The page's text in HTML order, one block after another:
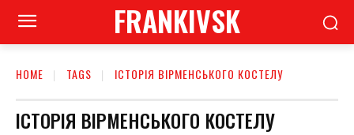
FRANKIVSK
HOME TAGS ІСТОРІЯ ВІРМЕНСЬКОГО КОСТЕЛУ
ІСТОРІЯ ВІРМЕНСЬКОГО КОСТЕЛУ